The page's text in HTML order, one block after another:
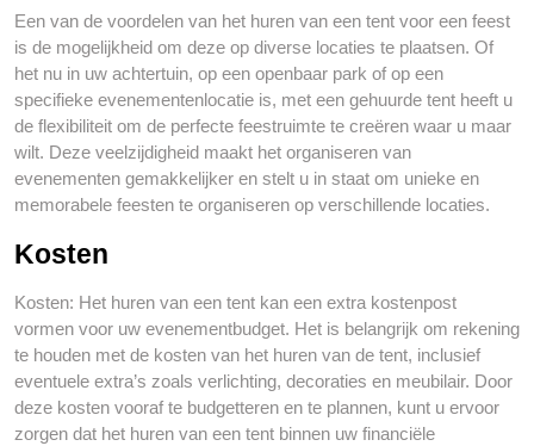
Een van de voordelen van het huren van een tent voor een feest
is de mogelijkheid om deze op diverse locaties te plaatsen. Of
het nu in uw achtertuin, op een openbaar park of op een
specifieke evenementenlocatie is, met een gehuurde tent heeft u
de flexibiliteit om de perfecte feestruimte te creëren waar u maar
wilt. Deze veelzijdigheid maakt het organiseren van
evenementen gemakkelijker en stelt u in staat om unieke en
memorabele feesten te organiseren op verschillende locaties.
Kosten
Kosten: Het huren van een tent kan een extra kostenpost
vormen voor uw evenementbudget. Het is belangrijk om rekening
te houden met de kosten van het huren van de tent, inclusief
eventuele extra’s zoals verlichting, decoraties en meubilair. Door
deze kosten vooraf te budgetteren en te plannen, kunt u ervoor
zorgen dat het huren van een tent binnen uw financiële